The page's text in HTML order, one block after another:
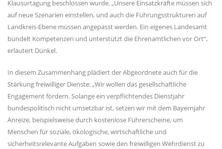
Klausurtagung beschlossen wurde. „Unsere Einsatzkräfte müssen sich
auf neue Szenarien einstellen, und auch die Führungsstrukturen auf
Landkreis-Ebene müssen angepasst werden. Ein eigenes Landesamt
bündelt Kompetenzen und unterstützt die Ehrenamtlichen vor Ort“,
erläutert Dünkel.
In diesem Zusammenhang plädiert der Abgeordnete auch für die
Stärkung freiwilliger Dienste: „Wir wollen das gesellschaftliche
Engagement fördern. Solange ein verpflichtendes Dienstjahr
bundespolitisch nicht umsetzbar ist, setzen wir mit dem Bayernjahr
Anreize, beispielsweise durch kostenlose Führerscheine, um
Menschen für soziale, ökologische, wirtschaftliche und
sicherheitsrelevante Aufgaben sowie den freiwilligen Wehrdienst zu